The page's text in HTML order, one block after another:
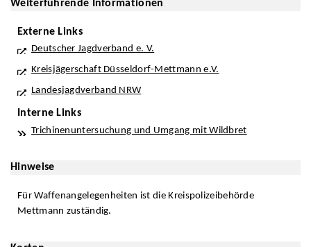
Weiterführende Informationen
Externe Links
Deutscher Jagdverband e. V.
Kreisjägerschaft Düsseldorf-Mettmann e.V.
Landesjagdverband NRW
Interne Links
Trichinenuntersuchung und Umgang mit Wildbret
Hinweise
Für Waffenangelegenheiten ist die Kreispolizeibehörde
Mettmann zuständig.